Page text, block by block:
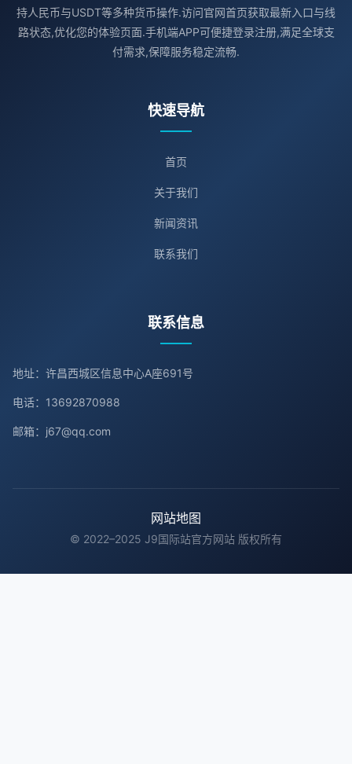
持人民币与USDT等多种货币操作.访问官网首页获取最新入口与线
路状态,优化您的体验页面.手机端APP可便捷登录注册,满足全球支
付需求,保障服务稳定流畅.
快速导航
首页
关于我们
新闻资讯
联系我们
联系信息
地址：许昌西城区信息中心A座691号
电话：13692870988
邮箱：j67@qq.com
网站地图
© 2022–2025 J9国际站官方网站 版权所有